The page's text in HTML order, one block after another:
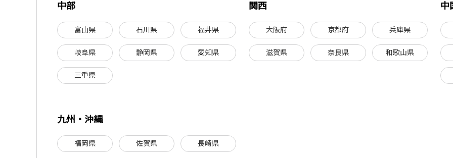
中部
富山県 石川県 福井県
岐阜県 静岡県 愛知県
三重県
関西
大阪府 京都府 兵庫県
滋賀県 奈良県 和歌山県
中
九州・沖縄
福岡県 佐賀県 長崎県